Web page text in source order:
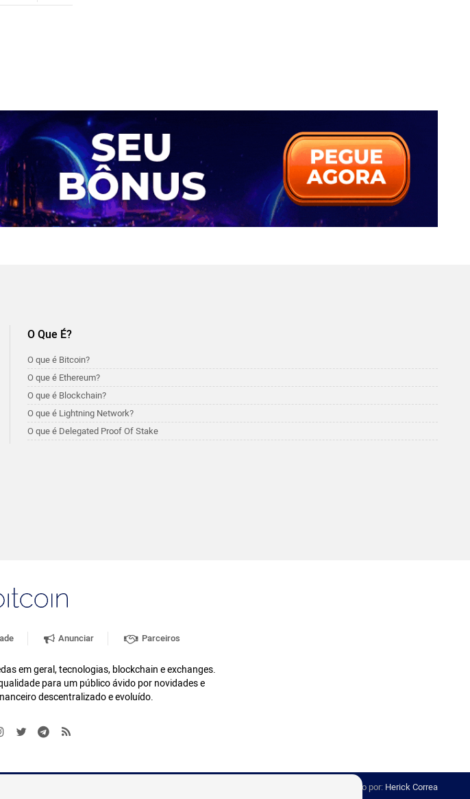
O Que É?
O que é Bitcoin?
O que é Ethereum?
O que é Blockchain?
O que é Lightning Network?
O que é Delegated Proof Of Stake
Anunciar Parceiros
em geral, tecnologias, blockchain e exchanges.
para um público ávido por novidades e
descentralizado e evoluído.
Desenvolvido por: Herick Correa